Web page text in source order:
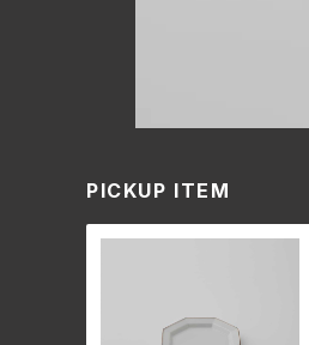
PICKUP ITEM